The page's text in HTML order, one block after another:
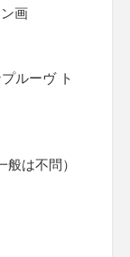
画
ルーヴ ト
般は不問）